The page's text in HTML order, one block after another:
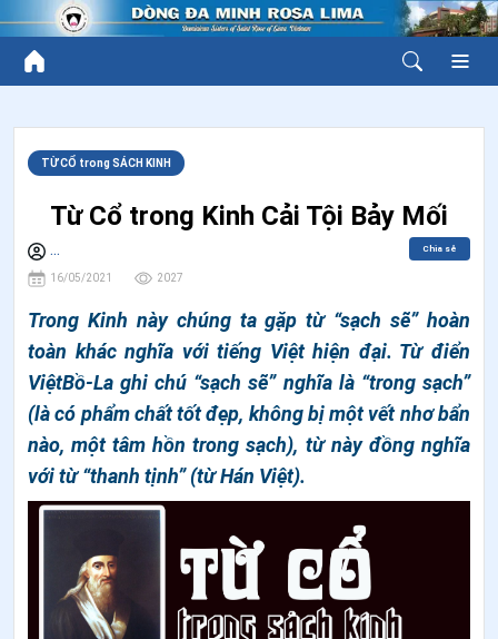
TỪ CỔ trong SÁCH KINH
Từ Cổ trong Kinh Cải Tội Bảy Mối
...
16/05/2021 2027
Chia sẻ
Trong Kinh này chúng ta gặp từ “sạch sẽ” hoàn
toàn khác nghĩa với tiếng Việt hiện đại. Từ điển
ViệtBồ-La ghi chú “sạch sẽ” nghĩa là “trong sạch”
(là có phẩm chất tốt đẹp, không bị một vết nhơ bẩn
nào, một tâm hồn trong sạch), từ này đồng nghĩa
với từ “thanh tịnh” (từ Hán Việt).